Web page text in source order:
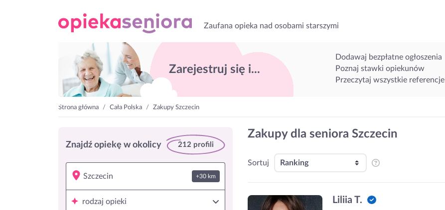
Zaufana opieka nad osobami starszymi
Zarejestruj się i...
Dodawaj bezpłatne ogłoszenia
Poznaj stawki opiekunów
Przeczytaj wszystkie referencje
Strona główna Cała Polska Zakupy Szczecin
Znajdź opiekę w okolicy 212 profili
+30 km
rodzaj opieki
Zakupy dla seniora Szczecin
Sortuj
Liliia T.